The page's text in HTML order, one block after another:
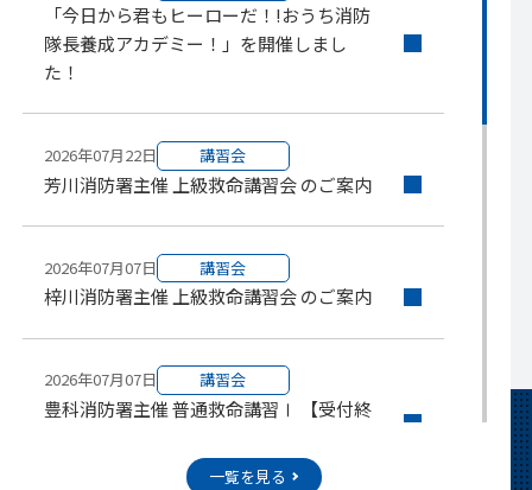
「今日から君もヒーローだ！!おうち消防
隊長養成アカデミー！」を開催しまし
た！
2026年07月22日 講習会
芳川消防署主催 上級救命講習会 のご案内
2026年07月07日 講習会
梓川消防署主催 上級救命講習会 のご案内
2026年07月07日 講習会
豊科消防署主催 普通救命講習Ⅰ 【受付終
一覧を見る